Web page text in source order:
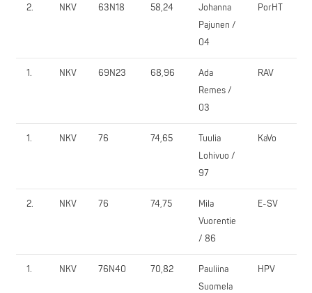
2. NKV 63N18 58,24
Johanna
Pajunen /
04
PorHT
1. NKV 69N23 68,96
Ada
Remes /
03
RAV
1. NKV 76 74,65
Tuulia
Lohivuo /
97
KaVo
2. NKV 76 74,75
Mila
Vuorentie
/ 86
E-SV
1. NKV 76N40 70,82
Pauliina
Suomela
HPV